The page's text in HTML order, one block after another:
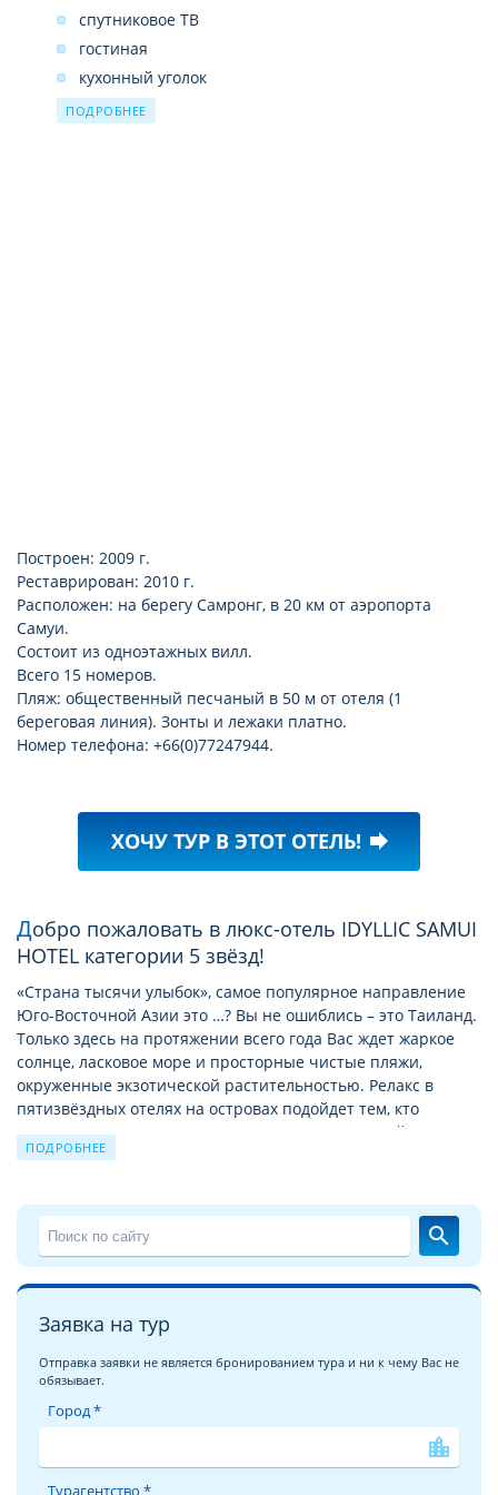
спутниковое ТВ
гостиная
кухонный уголок
телефон
ПОДРОБНЕЕ
Построен: 2009 г.
Реставрирован: 2010 г.
Расположен: на берегу Самронг, в 20 км от аэропорта
Самуи.
Состоит из одноэтажных вилл.
Всего 15 номеров.
Пляж: общественный песчаный в 50 м от отеля (1
береговая линия). Зонты и лежаки платно.
Номер телефона: +66(0)77247944.
ХОЧУ ТУР В ЭТОТ ОТЕЛЬ! forward
Добро пожаловать в люкс-отель IDYLLIC SAMUI
HOTEL категории 5 звёзд!
«Страна тысячи улыбок», самое популярное направление
Юго-Восточной Азии это …? Вы не ошиблись – это Таиланд.
Только здесь на протяжении всего года Вас ждет жаркое
солнце, ласковое море и просторные чистые пляжи,
окруженные экзотической растительностью. Релакс в
пятизвёздных отелях на островах подойдет тем, кто
предпочитает уединение или ищет размеренный
семейный отдых. А отдых в люкс-отелях на курортах
подходят тем, кто не может жить без тусовок и ночной
жизни.
Туры в отель IDYLLIC SAMUI HOTEL 5*
одному, и большой веселой компании, и семье с детьми.
SAMUI HOTEL, отвечающие его требованиям. При выборе
Вас дат и продолжительности тура. Плюс-минус 2 ночи
помогут поисковой системе предложить вам наиболее
выгодные предложения.
ПОДРОБНЕЕ
search
Заявка на тур
Отправка заявки не является бронированием тура и ни к чему Вас не
обязывает.
Город *
location_city
Турагентство *